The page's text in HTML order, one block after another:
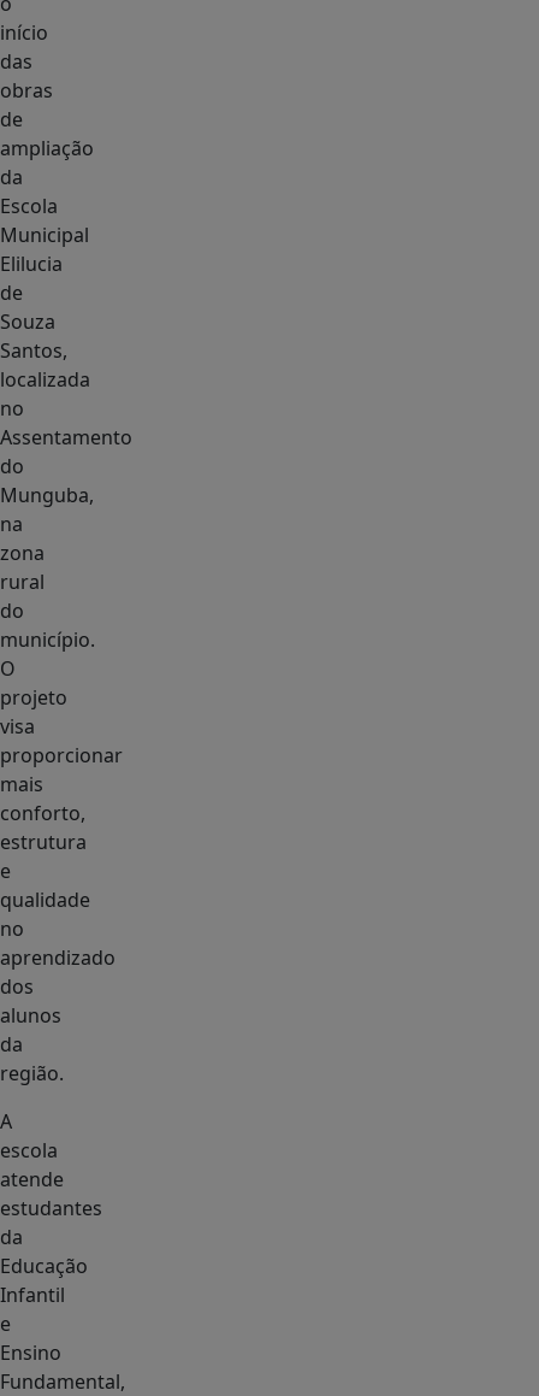
início
das
obras
de
ampliação
da
Escola
Municipal
Elilucia
de
Souza
Santos,
localizada
no
Assentamento
do
Munguba,
na
zona
rural
do
município.
O
projeto
visa
proporcionar
mais
conforto,
estrutura
e
qualidade
no
aprendizado
dos
alunos
da
região.
A
escola
atende
estudantes
da
Educação
Infantil
e
Ensino
Fundamental,